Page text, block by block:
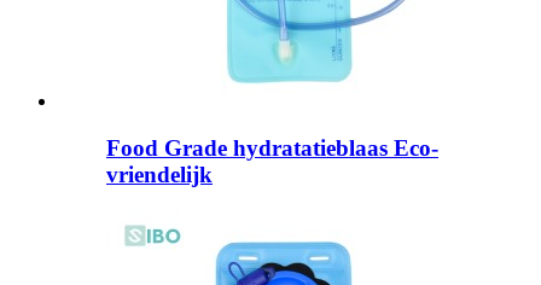
Food Grade hydratatieblaas Eco-
vriendelijk